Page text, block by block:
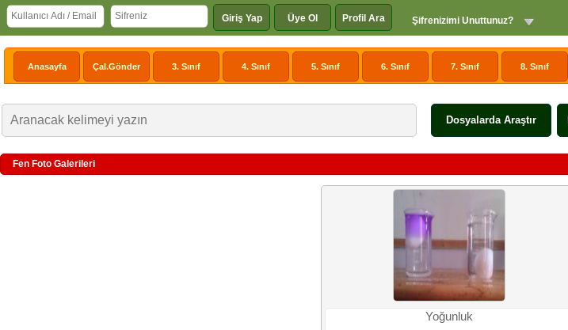
Giriş Yap Üye Ol Profil Ara Şifrenizimi Unuttunuz?
Anasayfa Çal.Gönder 3. Sınıf 4. Sınıf 5. Sınıf 6. Sınıf 7. Sınıf 8. Sınıf
Dosyalarda Araştır
Fen Foto Galerileri
Yoğunluk